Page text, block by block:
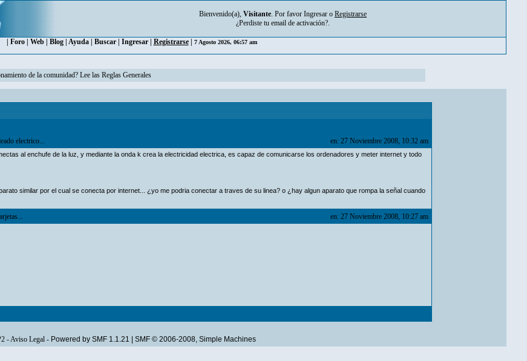
Bienvenido(a), Visitante. Por favor Ingresar o Registrarse
¿Perdiste tu email de activación?.
Foro| Web| Blog| Ayuda| Buscar| Ingresar| Registrarse| 7 Agosto 2026, 06:57 am
de la comunidad? Lee las Reglas Generales
electrico... en: 27 Noviembre 2008, 10:32 am
al enchufe de la luz, y mediante la onda k crea la electricidad electrica, es capaz de comunicarse los ordenadores y meter internet y todo
similar por el cual se conecta por internet... ¿yo me podria conectar a traves de su linea? o ¿hay algun aparato que rompa la señal cuando
en: 27 Noviembre 2008, 10:27 am
-Aviso Legal- Powered by SMF 1.1.21 SMF © 2006-2008, Simple Machines